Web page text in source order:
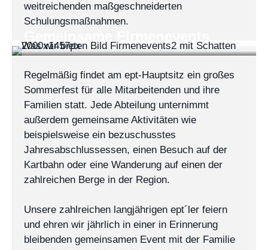
weitreichenden maßgeschneiderten
Schulungsmaßnahmen.
Regelmäßig findet am ept-Hauptsitz ein großes
Sommerfest für alle Mitarbeitenden und ihre
Familien statt. Jede Abteilung unternimmt
außerdem gemeinsame Aktivitäten wie
beispielsweise ein bezuschusstes
Jahresabschlussessen, einen Besuch auf der
Kartbahn oder eine Wanderung auf einen der
zahlreichen Berge in der Region.
Unsere zahlreichen langjährigen ept´ler feiern
und ehren wir jährlich in einer in Erinnerung
bleibenden gemeinsamen Event mit der Familie